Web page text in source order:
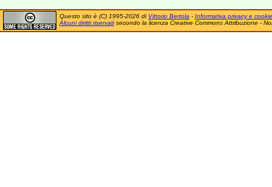
Questo sito è (C) 1995-2026 di Vittorio Bertola - Informativa privacy e cookie
Alcuni diritti riservatisecondo la licenza Creative Commons Attribuzione -